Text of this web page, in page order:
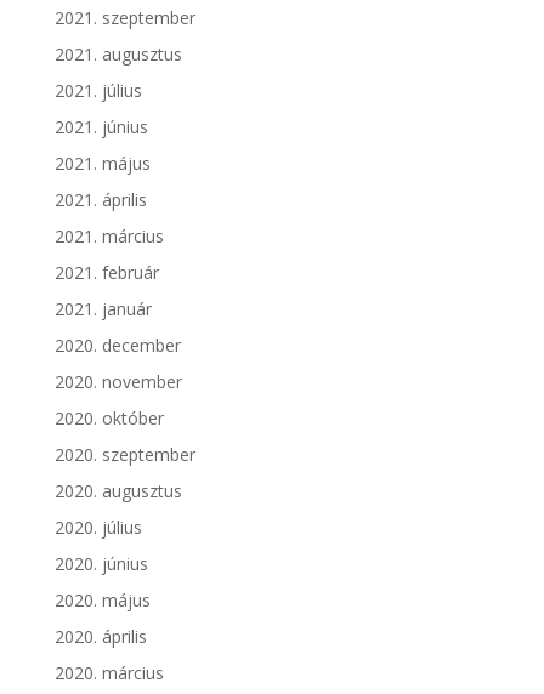
2021. szeptember
2021. augusztus
2021. július
2021. június
2021. május
2021. április
2021. március
2021. február
2021. január
2020. december
2020. november
2020. október
2020. szeptember
2020. augusztus
2020. július
2020. június
2020. május
2020. április
2020. március